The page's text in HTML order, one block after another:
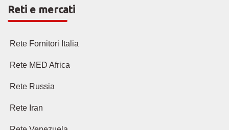
Reti e mercati
Rete Fornitori Italia
Rete MED Africa
Rete Russia
Rete Iran